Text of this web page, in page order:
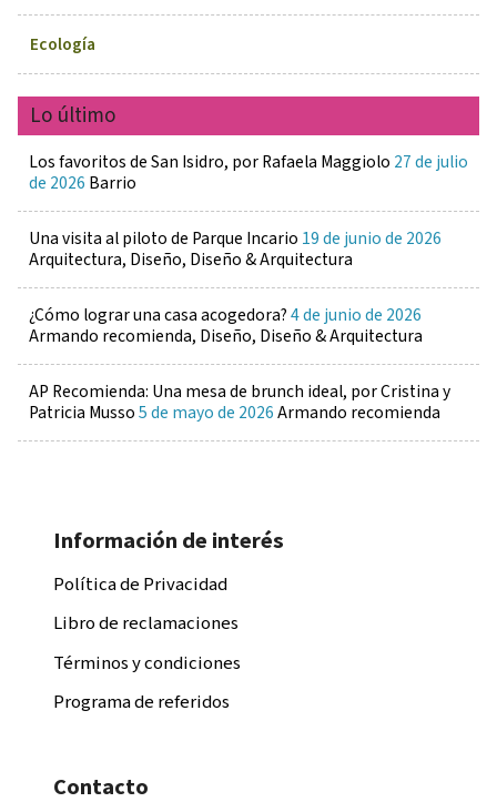
Ecología
Lo último
Los favoritos de San Isidro, por Rafaela Maggiolo 27 de julio
de 2026 Barrio
Una visita al piloto de Parque Incario 19 de junio de 2026
Arquitectura, Diseño, Diseño & Arquitectura
¿Cómo lograr una casa acogedora?4 de junio de 2026
Armando recomienda, Diseño, Diseño & Arquitectura
AP Recomienda: Una mesa de brunch ideal, por Cristina y
Patricia Musso5 de mayo de 2026Armando recomienda
Información de interés
Política de Privacidad
Libro de reclamaciones
Términos y condiciones
Programa de referidos
Contacto